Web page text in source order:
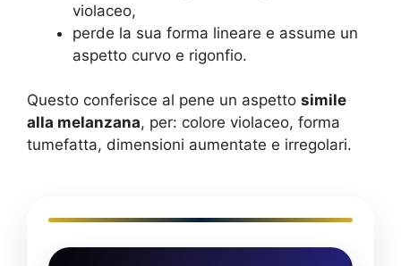
violaceo,
perde la sua forma lineare e assume un
aspetto curvo e rigonfio.
Questo conferisce al pene un aspetto simile
alla melanzana, per: colore violaceo, forma
tumefatta, dimensioni aumentate e irregolari.